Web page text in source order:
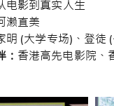
电影到真实人生
濑直美
明 (大学专场)、登徒
： 香港高先电影院、